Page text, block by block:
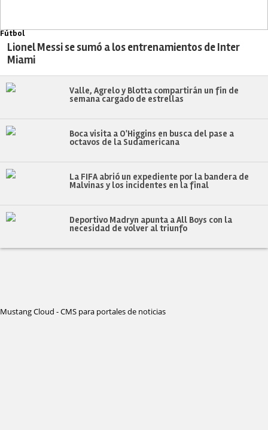
Fútbol
Lionel Messi se sumó a los entrenamientos de Inter
Miami
Valle, Agrelo y Blotta compartirán un fin de
semana cargado de estrellas
Boca visita a O'Higgins en busca del pase a
octavos de la Sudamericana
La FIFA abrió un expediente por la bandera de
Malvinas y los incidentes en la final
Deportivo Madryn apunta a All Boys con la
necesidad de volver al triunfo
Mustang Cloud - CMS para portales de noticias